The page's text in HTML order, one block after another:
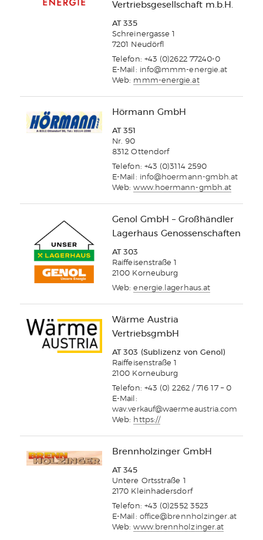
Vertriebsgesellschaft m.b.H.
AT 335
Schreinergasse 1
7201 Neudörfl
Telefon: +43 (0)2622 77240-0
E-Mail: info@mmm-energie.at
Web: mmm-energie.at
Hörmann GmbH
AT 351
Nr. 90
8312 Ottendorf
Telefon: +43 (0)3114 2590
E-Mail: info@hoermann-gmbh.at
Web:www.hoermann-gmbh.at
Genol GmbH – Großhändler
Lagerhaus Genossenschaften
AT 303
Raiffeisenstraße 1
2100 Korneuburg
Web:energie.lagerhaus.at
Wärme Austria
VertriebsgmbH
AT 303 (Sublizenz von Genol)
Raiffeisenstraße 1
2100 Korneuburg
Telefon: +43 (0) 2262 / 716 17 – 0
E-Mail:
wav.verkauf@waermeaustria.com
Web: https://
Brennholzinger GmbH
AT 345
Untere Ortsstraße 1
2170 Kleinhadersdorf
Telefon: +43 (0)2552 3523
E-Mail: office@brennholzinger.at
Web:www.brennholzinger.at